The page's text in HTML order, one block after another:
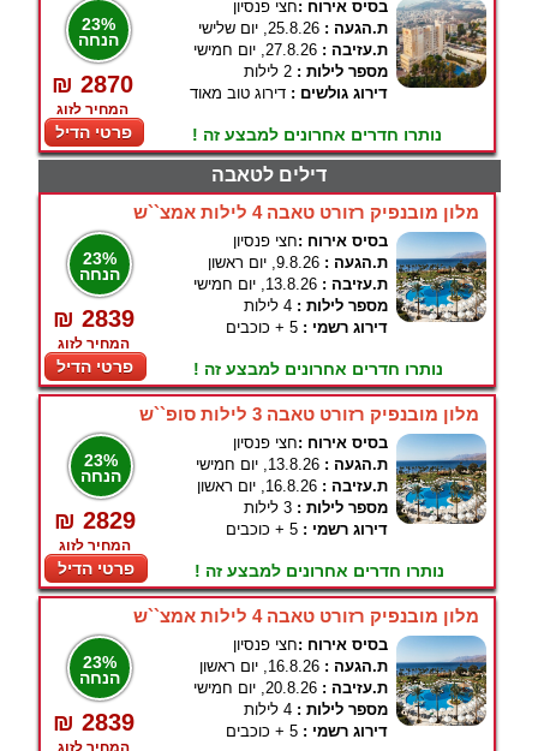
23%
הנחה
₪ 2870
המחיר לזוג
פרטי הדיל
בסיס אירוח :חצי פנסיון
ת.הגעה : 25.8.26, יום שלישי
ת.עזיבה : 27.8.26, יום חמישי
מספר לילות : 2 לילות
דירוג גולשים : דירוג טוב מאוד
נותרו חדרים אחרונים למבצע זה !
דילים לטאבה
מלון מובנפיק רזורט טאבה 4 לילות אמצ``ש
23%
הנחה
₪ 2839
המחיר לזוג
פרטי הדיל
בסיס אירוח :חצי פנסיון
ת.הגעה : 9.8.26, יום ראשון
ת.עזיבה : 13.8.26, יום חמישי
מספר לילות : 4 לילות
דירוג רשמי : 5 + כוכבים
נותרו חדרים אחרונים למבצע זה !
מלון מובנפיק רזורט טאבה 3 לילות סופ``ש
23%
הנחה
₪ 2829
המחיר לזוג
פרטי הדיל
בסיס אירוח :חצי פנסיון
ת.הגעה : 13.8.26, יום חמישי
ת.עזיבה : 16.8.26, יום ראשון
מספר לילות : 3 לילות
דירוג רשמי : 5 + כוכבים
נותרו חדרים אחרונים למבצע זה !
מלון מובנפיק רזורט טאבה 4 לילות אמצ``ש
23%
הנחה
₪ 2839
המחיר לזוג
בסיס אירוח :חצי פנסיון
ת.הגעה : 16.8.26, יום ראשון
ת.עזיבה : 20.8.26, יום חמישי
מספר לילות : 4 לילות
דירוג רשמי : 5 + כוכבים